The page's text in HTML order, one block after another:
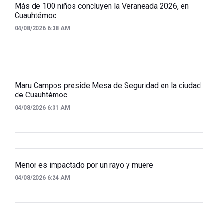
Más de 100 niños concluyen la Veraneada 2026, en
Cuauhtémoc
04/08/2026 6:38 AM
Maru Campos preside Mesa de Seguridad en la ciudad
de Cuauhtémoc
04/08/2026 6:31 AM
Menor es impactado por un rayo y muere
04/08/2026 6:24 AM